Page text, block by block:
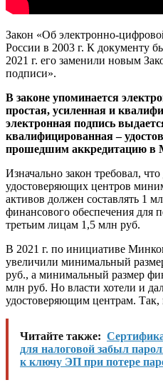
Закон «Об электронно-
России в 2003 г. К документу
2021 г. его заменили новым
подписи».
В законе упоминается
простая, усиленная и
электронная подпись
квалифицированная –
прошедшим аккредитацию в
Изначально закон требовал,
удостоверяющих центров
активов должен составлять 1
финансового обеспечения для
третьим лицам 1,5 млн руб.
В 2021 г. по инициативе
увеличили минимальный
руб., а минимальный размер
млн руб. Но власти хотели и
удостоверяющим центрам. Так,
Читайте также:
для налоговой забыл
к ключу ЭП при потере